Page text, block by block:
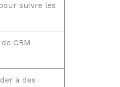
suivre les
CRM
à des